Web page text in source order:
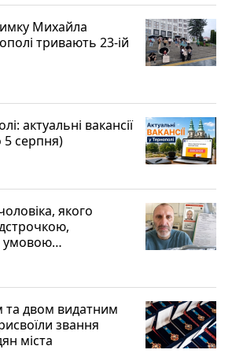
Михайла
тривають 23-ій
актуальні вакансії
серпня)
якого
умовою…
та двом видатним
звання
міста